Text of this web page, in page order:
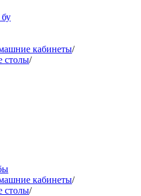
кабинеты/
столы/
кабинеты/
столы/